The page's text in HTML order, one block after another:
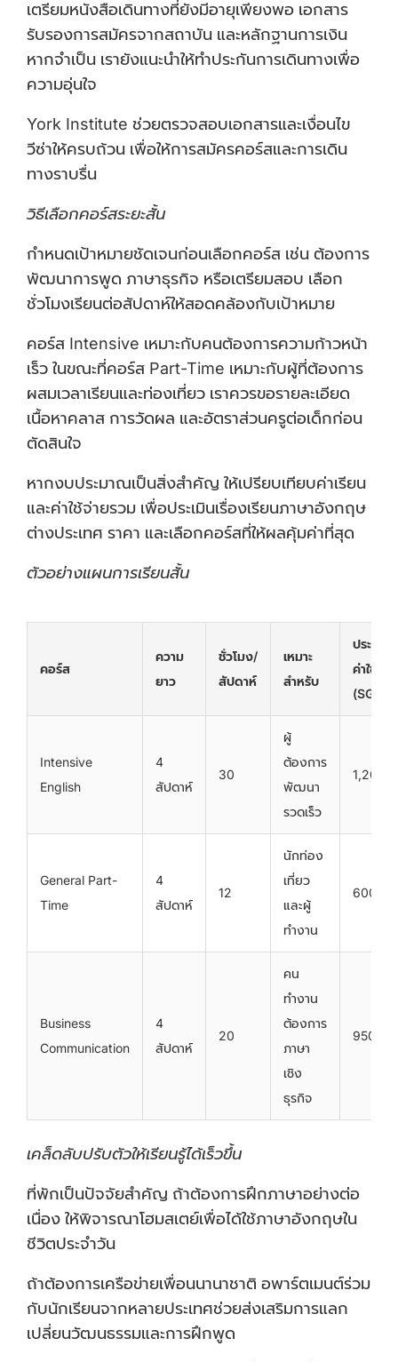
เตรียมหนังสือเดินทางที่ยังมีอายุเพียงพอ เอกสาร
รับรองการสมัครจากสถาบัน และหลักฐานการเงิน
หากจำเป็น เรายังแนะนำให้ทำประกันการเดินทางเพื่อ
ความอุ่นใจ
York Institute ช่วยตรวจสอบเอกสารและเงื่อนไข
วีซ่าให้ครบถ้วน เพื่อให้การสมัครคอร์สและการเดิน
ทางราบรื่น
วิธีเลือกคอร์สระยะสั้น
กำหนดเป้าหมายชัดเจนก่อนเลือกคอร์ส เช่น ต้องการ
พัฒนาการพูด ภาษาธุรกิจ หรือเตรียมสอบ เลือก
ชั่วโมงเรียนต่อสัปดาห์ให้สอดคล้องกับเป้าหมาย
คอร์ส Intensive เหมาะกับคนต้องการความก้าวหน้า
เร็ว ในขณะที่คอร์ส Part-Time เหมาะกับผู้ที่ต้องการ
ผสมเวลาเรียนและท่องเที่ยว เราควรขอรายละเอียด
เนื้อหาคลาส การวัดผล และอัตราส่วนครูต่อเด็กก่อน
ตัดสินใจ
หากงบประมาณเป็นสิ่งสำคัญ ให้เปรียบเทียบค่าเรียน
และค่าใช้จ่ายรวม เพื่อประเมินเรื่องเรียนภาษาอังกฤษ
ต่างประเทศ ราคา และเลือกคอร์สที่ให้ผลคุ้มค่าที่สุด
ตัวอย่างแผนการเรียนสั้น
คอร์ส
ความ
ยาว
ชั่วโมง/
สัปดาห์
เหมาะ
สำหรับ
ประมาณ
ค่าใช้จ่าย
(SGD)
Intensive
English
4
สัปดาห์
30
ผู้
ต้องการ
พัฒนา
รวดเร็ว
1,200
General Part-
Time
4
สัปดาห์
12
นักท่อง
เที่ยว
และผู้
ทำงาน
600
Business
Communication
4
สัปดาห์
20
คน
ทำงาน
ต้องการ
ภาษา
เชิง
ธุรกิจ
950
เคล็ดลับปรับตัวให้เรียนรู้ได้เร็วขึ้น
ที่พักเป็นปัจจัยสำคัญ ถ้าต้องการฝึกภาษาอย่างต่อ
เนื่อง ให้พิจารณาโฮมสเตย์เพื่อได้ใช้ภาษาอังกฤษใน
ชีวิตประจำวัน
ถ้าต้องการเครือข่ายเพื่อนนานาชาติ อพาร์ตเมนต์ร่วม
กับนักเรียนจากหลายประเทศช่วยส่งเสริมการแลก
เปลี่ยนวัฒนธรรมและการฝึกพูด